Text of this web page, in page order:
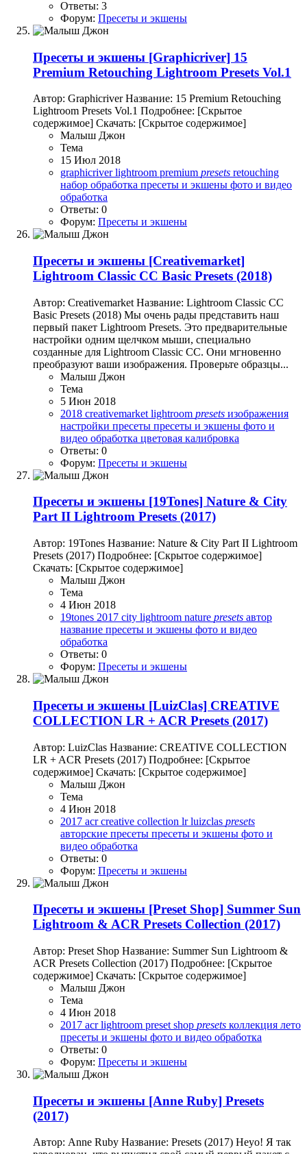
Ответы: 3
Форум: Пресеты и экшены
Пресеты и экшены [Graphicriver] 15
Premium Retouching Lightroom Presets Vol.1
Автор: Graphicriver Название: 15 Premium Retouching
Lightroom Presets Vol.1 Подробнее: [Скрытое
содержимое] Скачать: [Скрытое содержимое]
Малыш Джон
Тема
15 Июл 2018
graphicriverlightroom premium presets retouching
набор обработка пресеты и экшены фото и видео
обработка
Ответы: 0
Форум: Пресеты и экшены
Пресеты и экшены [Creativemarket]
Lightroom Classic CC Basic Presets (2018)
Автор: Creativemarket Название: Lightroom Classic CC
Basic Presets (2018) Мы очень рады представить наш
первый пакет Lightroom Presets. Это предварительные
настройки одним щелчком мыши, специально
созданные для Lightroom Classic CC. Они мгновенно
преобразуют ваши изображения. Проверьте образцы...
Малыш Джон
Тема
5 Июн 2018
2018 creativemarket lightroom presets изображения
настройки пресеты пресеты и экшены фото и
видео обработка цветовая калибровка
Ответы: 0
Форум: Пресеты и экшены
Пресеты и экшены [19Tones] Nature & City
Part II Lightroom Presets (2017)
Автор: 19Tones Название: Nature & City Part II Lightroom
Presets (2017) Подробнее: [Скрытое содержимое]
Скачать: [Скрытое содержимое]
Малыш Джон
Тема
4 Июн 2018
19tones 2017 city lightroom nature presets автор
название пресеты и экшены фото и видео
обработка
Ответы: 0
Форум: Пресеты и экшены
Пресеты и экшены [LuizClas] CREATIVE
COLLECTION LR + ACR Presets (2017)
Автор: LuizClas Название: CREATIVE COLLECTION
LR + ACR Presets (2017) Подробнее: [Скрытое
содержимое] Скачать: [Скрытое содержимое]
Малыш Джон
Тема
4 Июн 2018
2017 acrcreative collection lrluizclas presets
авторские пресеты пресеты и экшены фото и
видео обработка
Ответы: 0
Форум: Пресеты и экшены
Пресеты и экшены [Preset Shop] Summer Sun
Lightroom & ACR Presets Collection (2017)
Автор: Preset Shop Название: Summer Sun Lightroom &
ACR Presets Collection (2017) Подробнее: [Скрытое
содержимое] Скачать: [Скрытое содержимое]
Малыш Джон
Тема
4 Июн 2018
2017 acrlightroom preset shop presets коллекция лето
пресеты и экшены фото и видео обработка
Ответы: 0
Форум: Пресеты и экшены
Пресеты и экшены [Anne Ruby] Presets
(2017)
Автор: Anne Ruby Название: Presets (2017) Heyo! Я так